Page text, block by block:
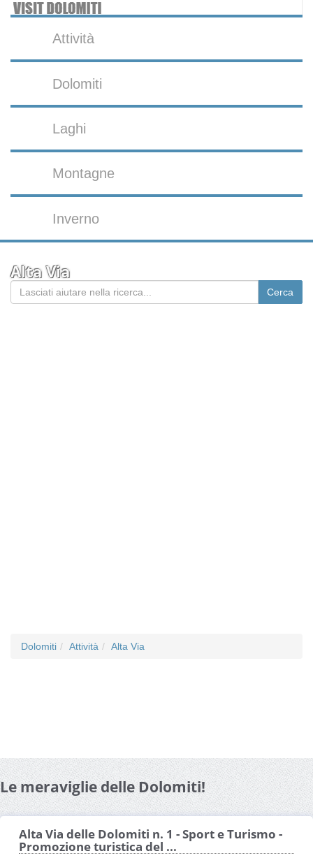
Attività
Dolomiti
Laghi
Montagne
Inverno
Alta Via
Dolomiti Attività Alta Via
Le meraviglie delle Dolomiti!
Alta Via delle Dolomiti n. 1 - Sport e Turismo -
Promozione turistica del ...